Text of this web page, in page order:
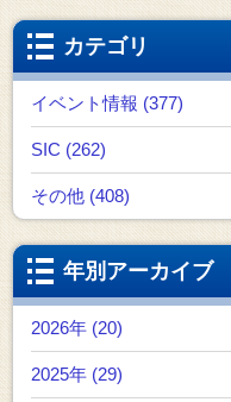
カテゴリ
イベント情報 (377)
SIC (262)
その他 (408)
年別アーカイブ
2026年 (20)
2025年 (29)